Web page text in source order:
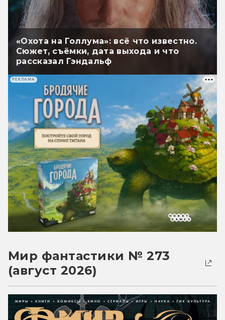
«Охота на Голлума»: всё что известно.
Сюжет, съёмки, дата выхода и что
рассказал Гэндальф
РЕКЛАМА
Мир фантастики № 273
(август 2026)